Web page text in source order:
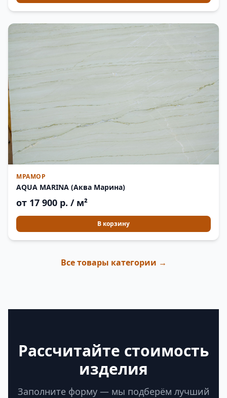
МРАМОР
AQUA MARINA (Аква Марина)
от 17 900 р. / м²
В корзину
Все товары категории →
Рассчитайте стоимость
изделия
Заполните форму — мы подберём лучший